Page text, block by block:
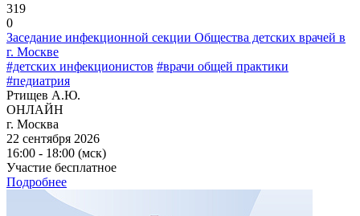
319
0
Заседание инфекционной секции Общества детских врачей в
г. Москве
#детских инфекционистов #врачи общей практики
#педиатрия
Ртищев А.Ю.
ОНЛАЙН
г. Москва
22 сентября 2026
16:00 - 18:00 (мск)
Участие бесплатное
Подробнее